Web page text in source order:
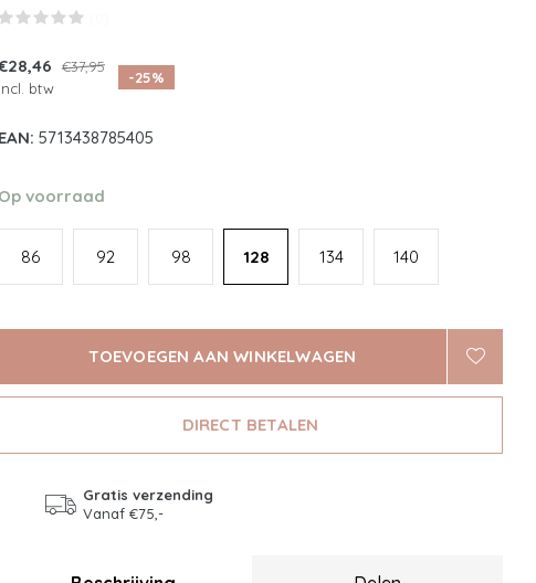
€37,95
Incl. btw
-25%
EAN: 5713438785405
Op voorraad
86 92 98 128 134 140
TOEVOEGEN AAN WINKELWAGEN
DIRECT BETALEN
Gratis verzending
Vanaf €75,-